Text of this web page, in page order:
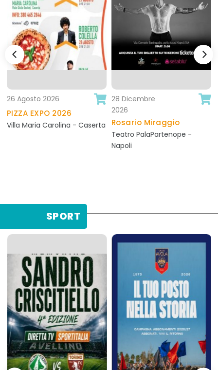
+ info
/evento_dettagli.php
26 Agosto 2026
PIZZA EXPO 2026
Villa Maria Carolina - Caserta
+ info
/evento_dettagli.php
28 Dicembre
2026
Rosario Miraggio
Teatro PalaPartenope -
Napoli
SPORT